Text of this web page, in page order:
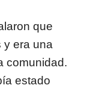
que
y era una
comunidad.
estado